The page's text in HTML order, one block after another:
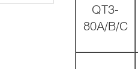
QT3-
80A/B/C